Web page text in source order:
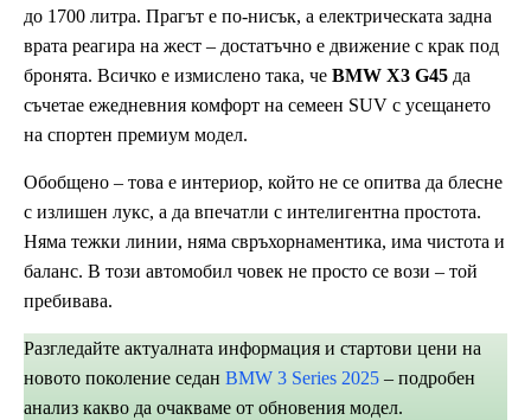
до 1700 литра. Прагът е по-нисък, а електрическата задна
врата реагира на жест – достатъчно е движение с крак под
бронята. Всичко е измислено така, че BMW X3 G45 да
съчетае ежедневния комфорт на семеен SUV с усещането
на спортен премиум модел.
Обобщено – това е интериор, който не се опитва да блесне
с излишен лукс, а да впечатли с интелигентна простота.
Няма тежки линии, няма свръхорнаментика, има чистота и
баланс. В този автомобил човек не просто се вози – той
пребивава.
Разгледайте актуалната информация и стартови цени на
новото поколение седан BMW 3 Series 2025 – подробен
анализ какво да очакваме от обновения модел.